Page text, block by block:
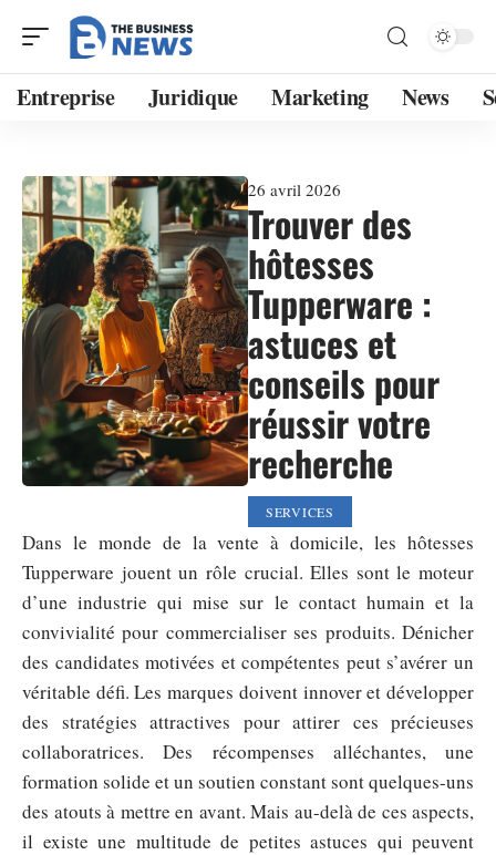
Entreprise Juridique Marketing News
26 avril 2026
Trouver des
hôtesses
Tupperware :
astuces et
conseils pour
réussir votre
recherche
SERVICES
Dans le monde de la vente à domicile, les hôtesses
Tupperware jouent un rôle crucial. Elles sont le moteur
d’une industrie qui mise sur le contact humain et la
convivialité pour commercialiser ses produits. Dénicher
des candidates motivées et compétentes peut s’avérer un
véritable défi. Les marques doivent innover et développer
des stratégies attractives pour attirer ces précieuses
collaboratrices. Des récompenses alléchantes, une
formation solide et un soutien constant sont quelques-uns
des atouts à mettre en avant. Mais au-delà de ces aspects,
il existe une multitude de petites astuces qui peuvent